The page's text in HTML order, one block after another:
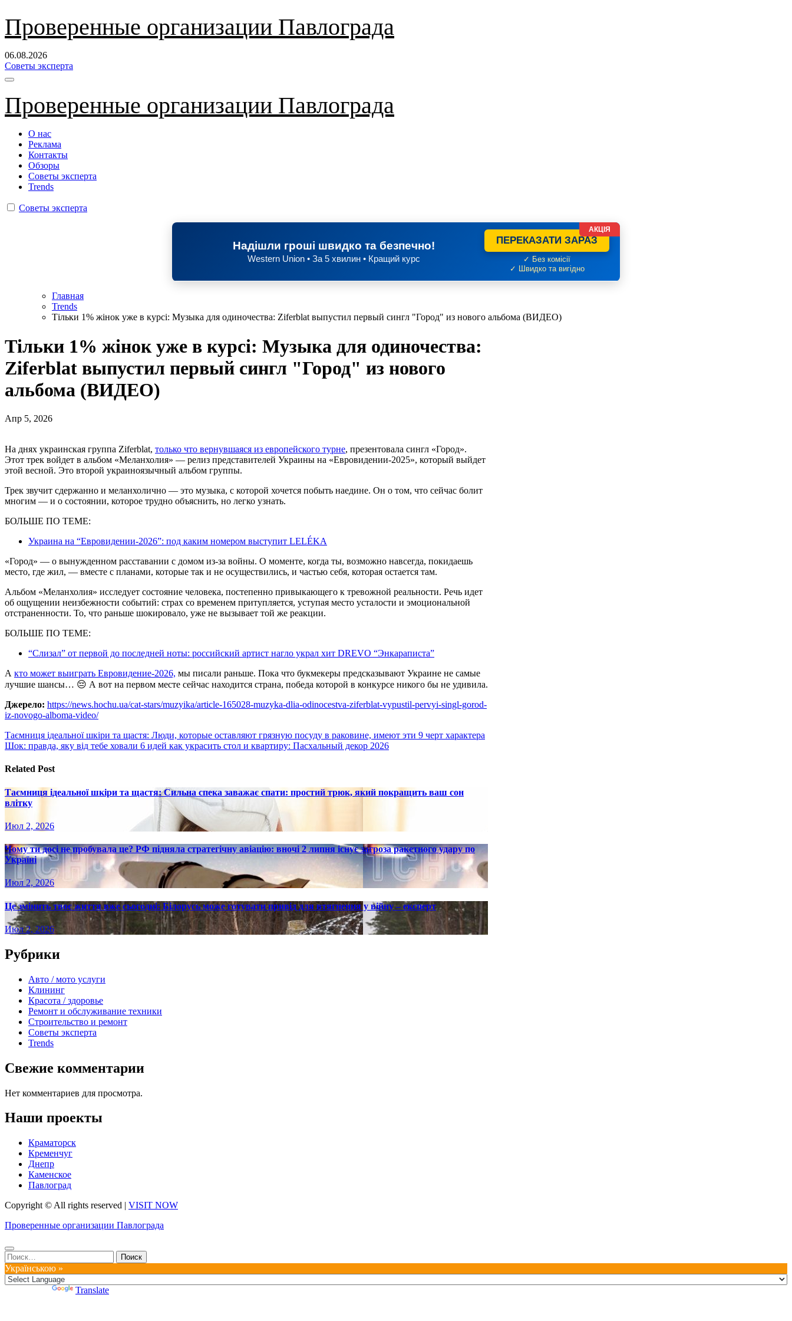
Перейти
содержанию
Проверенные организации Павлограда
06.08.2026
Советы эксперта
Проверенные организации Павлограда
О нас
Реклама
Контакты
Обзоры
Советы эксперта
Trends
Советы эксперта
Надішли гроші швидко та безпечно!
Western Union • За 5 хвилин • Кращий курс
ПЕРЕКАЗАТИ ЗАРАЗ
✓ Без комісії
✓ Швидко та вигідно
АКЦІЯ
Главная
Trends
Тільки 1% жінок уже в курсі: Музыка для одиночества: Ziferblat выпустил первый сингл "Город" из нового альбома (ВИДЕО)
Тільки 1% жінок уже в курсі: Музыка для одиночества:
Ziferblat выпустил первый сингл "Город" из нового
альбома (ВИДЕО)
Апр 5, 2026
На днях украинская группа Ziferblat, только что вернувшаяся из европейского турне, презентовала сингл «Город».
Этот трек войдет в альбом «Меланхолия» — релиз представителей Украины на «Евровидении-2025», который выйдет
этой весной. Это второй украиноязычный альбом группы.
Трек звучит сдержанно и меланхолично — это музыка, с которой хочется побыть наедине. Он о том, что сейчас болит
многим — и о состоянии, которое трудно объяснить, но легко узнать.
БОЛЬШЕ ПО ТЕМЕ:
Украина на “Евровидении-2026”: под каким номером выступит LELÉKA
«Город» — о вынужденном расставании с домом из-за войны. О моменте, когда ты, возможно навсегда, покидаешь
место, где жил, — вместе с планами, которые так и не осуществились, и частью себя, которая остается там.
Альбом «Меланхолия» исследует состояние человека, постепенно привыкающего к тревожной реальности. Речь идет
об ощущении неизбежности событий: страх со временем притупляется, уступая место усталости и эмоциональной
отстраненности. То, что раньше шокировало, уже не вызывает той же реакции.
БОЛЬШЕ ПО ТЕМЕ:
“Слизал” от первой до последней ноты: российский артист нагло украл хит DREVO “Энкараписта”
А кто может выиграть Евровидение-2026, мы писали раньше. Пока что букмекеры предсказывают Украине не самые
лучшие шансы… 😔 А вот на первом месте сейчас находится страна, победа которой в конкурсе никого бы не удивила.
Джерело: https://news.hochu.ua/cat-stars/muzyika/article-165028-muzyka-dlia-odinocestva-ziferblat-vypustil-pervyi-singl-gorod-
iz-novogo-alboma-video/
Навигация
по
записям
Таємниця ідеальної шкіри та щастя: Люди, которые оставляют грязную посуду в раковине, имеют эти 9 черт характера
Шок: правда, яку від тебе ховали 6 идей как украсить стол и квартиру: Пасхальный декор 2026
Related Post
Таємниця ідеальної шкіри та щастя: Сильна спека заважає спати: простий трюк, який покращить ваш сон
влітку
Июл 2, 2026
Чому ти досі не пробувала це? РФ підняла стратегічну авіацію: вночі 2 липня існує загроза ракетного удару по
Україні
Июл 2, 2026
Це змінить твоє життя вже сьогодні: Білорусь може готувати привід для втягнення у війну – експерт
Июл 2, 2026
Рубрики
Авто / мото услуги
Клининг
Красота / здоровье
Ремонт и обслуживание техники
Строительство и ремонт
Советы эксперта
Trends
Свежие комментарии
Нет комментариев для просмотра.
Наши проекты
Краматорск
Кременчуг
Днепр
Каменское
Павлоград
Copyright © All rights reserved | VISIT NOW
Проверенные организации Павлограда
Найти:
Українською »
Translate